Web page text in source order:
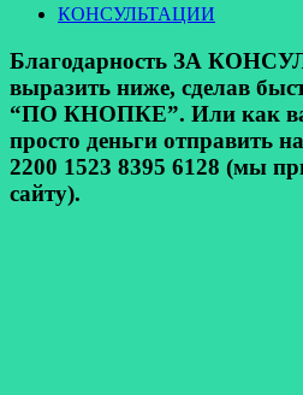
КОНСУЛЬТАЦИИ
Благодарность ЗА
выразить ниже, сделав
“ПО КНОПКЕ”. Или как
просто деньги отправить
2200 1523 8395 6128 (мы
сайту).